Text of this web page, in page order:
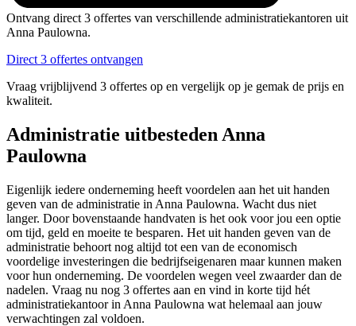
Ontvang direct 3 offertes van verschillende administratiekantoren uit
Anna Paulowna.
Direct 3 offertes ontvangen
Vraag vrijblijvend 3 offertes op en vergelijk op je gemak de prijs en
kwaliteit.
Administratie uitbesteden Anna
Paulowna
Eigenlijk iedere onderneming heeft voordelen aan het uit handen
geven van de administratie in Anna Paulowna. Wacht dus niet
langer. Door bovenstaande handvaten is het ook voor jou een optie
om tijd, geld en moeite te besparen. Het uit handen geven van de
administratie behoort nog altijd tot een van de economisch
voordelige investeringen die bedrijfseigenaren maar kunnen maken
voor hun onderneming. De voordelen wegen veel zwaarder dan de
nadelen. Vraag nu nog 3 offertes aan en vind in korte tijd hét
administratiekantoor in Anna Paulowna wat helemaal aan jouw
verwachtingen zal voldoen.